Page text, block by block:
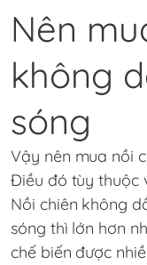
Nên
không
sóng
Vậy nên mua nồi
Điều đó tùy thuộc
Nồi chiên không
sóng thì lớn hơn
chế biến được